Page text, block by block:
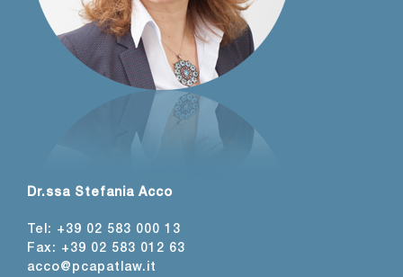
Dr.ssa Stefania Acco
Tel: +39 02 583 000 13
Fax: +39 02 583 012 63
acco@pcapatlaw.it